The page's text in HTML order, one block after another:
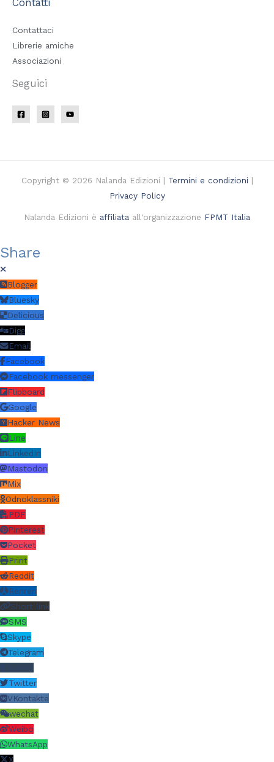
Contatti
Contattaci
Librerie amiche
Associazioni
Seguici
Copyright © 2026 Nalanda Edizioni | Termini e condizioni |
Privacy Policy
Nalanda Edizioni è affiliata all'organizzazione FPMT Italia
Share
Blogger
Bluesky
Delicious
Digg
Email
Facebook
Facebook messenger
Flipboard
Google
Hacker News
Line
LinkedIn
Mastodon
Mix
Odnoklassniki
PDF
Pinterest
Pocket
Print
Reddit
Renren
Short link
SMS
Skype
Telegram
Twitter
VKontakte
wechat
Weibo
WhatsApp
X